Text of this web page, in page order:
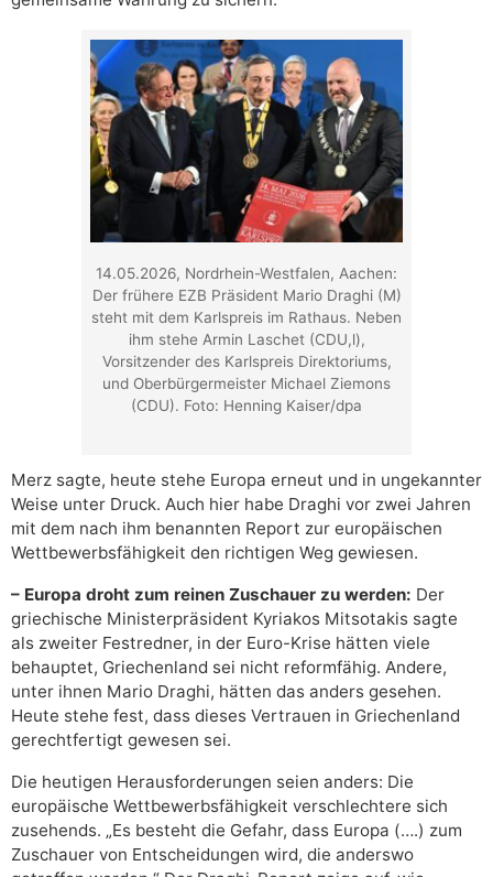
14.05.2026, Nordrhein-Westfalen, Aachen:
Der frühere EZB Präsident Mario Draghi (M)
steht mit dem Karlspreis im Rathaus. Neben
ihm stehe Armin Laschet (CDU,l),
Vorsitzender des Karlspreis Direktoriums,
und Oberbürgermeister Michael Ziemons
(CDU). Foto: Henning Kaiser/dpa
Merz sagte, heute stehe Europa erneut und in ungekannter
Weise unter Druck. Auch hier habe Draghi vor zwei Jahren
mit dem nach ihm benannten Report zur europäischen
Wettbewerbsfähigkeit den richtigen Weg gewiesen.
– Europa droht zum reinen Zuschauer zu werden: Der
griechische Ministerpräsident Kyriakos Mitsotakis sagte
als zweiter Festredner, in der Euro-Krise hätten viele
behauptet, Griechenland sei nicht reformfähig. Andere,
unter ihnen Mario Draghi, hätten das anders gesehen.
Heute stehe fest, dass dieses Vertrauen in Griechenland
gerechtfertigt gewesen sei.
Die heutigen Herausforderungen seien anders: Die
europäische Wettbewerbsfähigkeit verschlechtere sich
zusehends. „Es besteht die Gefahr, dass Europa (….) zum
Zuschauer von Entscheidungen wird, die anderswo